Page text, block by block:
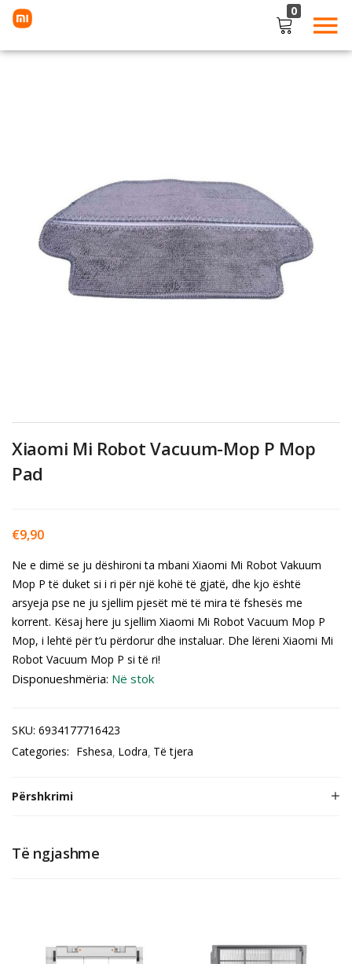
0
Remember me Lost password?
Xiaomi Mi Robot Vacuum-Mop P Mop
Pad
€9,90
Ne e dimë se ju dëshironi ta mbani Xiaomi Mi Robot Vakuum
Mop P të duket si i ri për një kohë të gjatë, dhe kjo është
arsyeja pse ne ju sjellim pjesët më të mira të fshesës me
korrent. Kësaj here ju sjellim Xiaomi Mi Robot Vacuum Mop P
Mop, i lehtë për t’u përdorur dhe instaluar. Dhe lëreni Xiaomi Mi
Robot Vacuum Mop P si të ri!
Disponueshmëria: Në stok
SKU: 6934177716423
Categories: Fshesa Lodra Të tjera
Përshkrimi
Të ngjashme